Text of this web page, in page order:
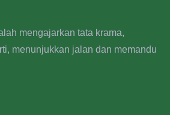
mengajarkan tata krama,
menunjukkan jalan dan memandu